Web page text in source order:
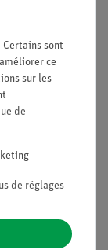
€.
sont
ce
sur les
de
de réglages